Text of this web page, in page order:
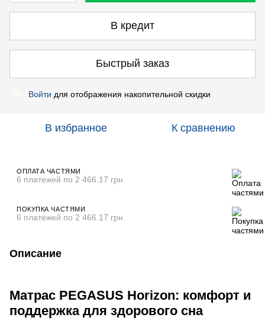
В кредит
Быстрый заказ
Войти для отображения накопительной скидки
В избранное К сравнению
ОПЛАТА ЧАСТЯМИ
6 платежей по 2 466.17 грн
ПОКУПКА ЧАСТЯМИ
6 платежей по 2 466.17 грн
Описание
Матрас PEGASUS Horizon: комфорт и
поддержка для здорового сна